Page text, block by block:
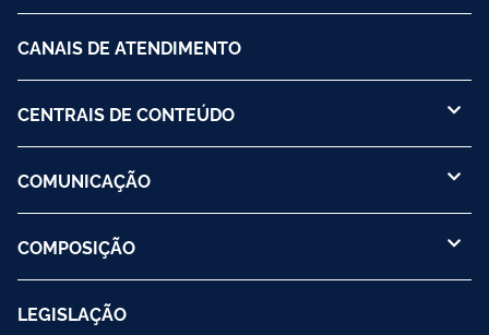
CANAIS DE ATENDIMENTO
CENTRAIS DE CONTEÚDO
COMUNICAÇÃO
COMPOSIÇÃO
LEGISLAÇÃO